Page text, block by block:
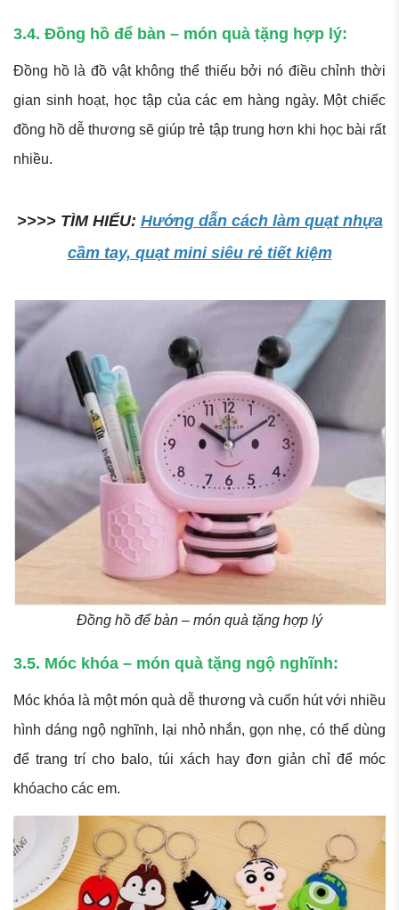
3.4. Đồng hồ để bàn – món quà tặng hợp lý:
Đồng hồ là đồ vật không thể thiếu bởi nó điều chỉnh thời
gian sinh hoạt, học tập của các em hàng ngày. Một chiếc
đồng hồ dễ thương sẽ giúp trẻ tập trung hơn khi học bài rất
nhiều.
>>>> TÌM HIỂU: Hướng dẫn cách làm quạt nhựa
cầm tay, quạt mini siêu rẻ tiết kiệm
Đồng hồ để bàn – món quà tặng hợp lý
3.5. Móc khóa – món quà tặng ngộ nghĩnh:
Móc khóa là một món quà dễ thương và cuốn hút với nhiều
hình dáng ngộ nghĩnh, lại nhỏ nhắn, gọn nhẹ, có thể dùng
để trang trí cho balo, túi xách hay đơn giản chỉ để móc
khóacho các em.